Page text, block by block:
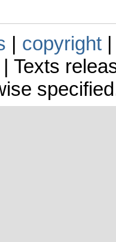
| copyright|
Texts